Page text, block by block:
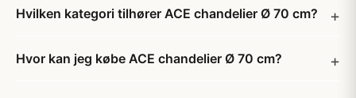
Hvilken kategori tilhører ACE chandelier Ø 70 cm?
Hvor kan jeg købe ACE chandelier Ø 70 cm?